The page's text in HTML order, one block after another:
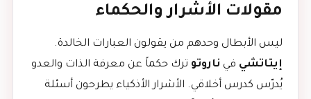
مقولات الأشرار والحكماء
ليس الأبطال وحدهم من يقولون العبارات الخالدة.
إيتاتشي في ناروتو ترك حكماً عن معرفة الذات والعدو
يُدرّس كدرس أخلاقي. الأشرار الأذكياء يطرحون أسئلة